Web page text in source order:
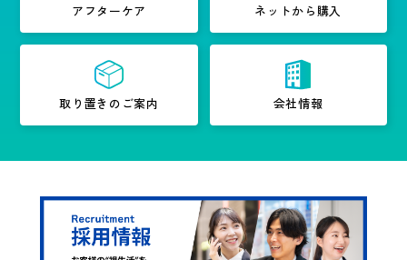
アフターケア ネットから購入
取り置きのご案内 会社情報